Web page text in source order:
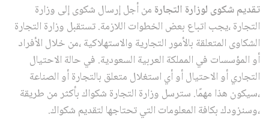
تقديم شكوى لوزارة التجارة من أجل إرسال شكوى إلى وزارة
التجارة ،يجب اتباع بعض الخطوات اللازمة. تستقبل وزارة التجارة
الشكاوى المتعلقة بالأمور التجارية والاستهلاكية ،من خلال الأفراد
أو المؤسسات في المملكة العربية السعودية. في حالة الاحتيال
التجاري أو الاحتيال أو أي استغلال متعلق بالتجارة أو الصناعة
،سيكون هذا مهمًا. سترسل وزارة التجارة شكواك بأكثر من طريقة
،وسنزودك بكافة المعلومات التي تحتاجها لتقديم شكواك.